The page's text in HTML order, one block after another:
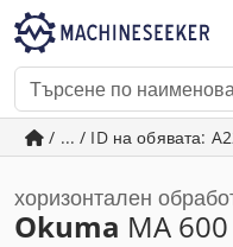
/ ... / ID на обявата:
хоризонтален
Okuma MA